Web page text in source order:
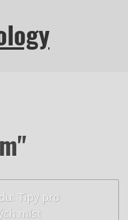
Tipy pro
míst